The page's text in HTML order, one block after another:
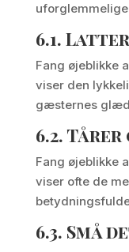
6.1.
Fang øjeblikke
viser den
gæsternes
6.2.Tårer
Fang øjeblikke
viser ofte de
6.3. Små